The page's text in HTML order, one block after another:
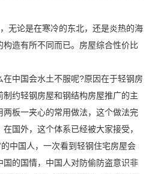
无论是在寒冷的东北，还是炎热的海
造有所不同而已。房屋综合性价比
中国会水土不服呢?原因在于轻钢房
约轻钢房屋和钢结构房屋推广的主
板一夹心的常用做法，这个做法完
国外，这个体系已经被大家接受，
中国人，一次看到轻钢住宅房屋会
的国情，中国人对防偷防盗意识非